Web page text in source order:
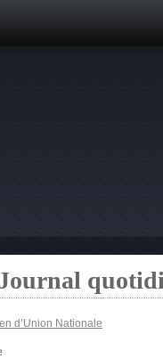
d’Union Nationale